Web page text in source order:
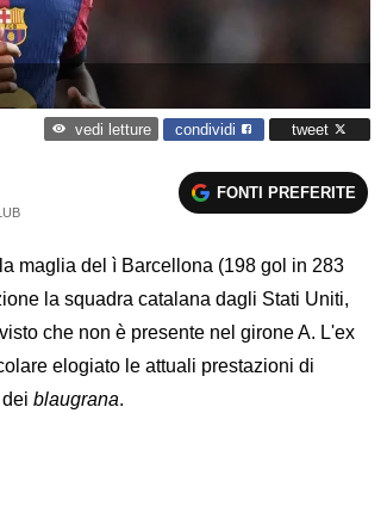
vedi letture condividi tweet
FONTI PREFERITE
maglia del ì Barcellona (198 gol in 283
la squadra catalana dagli Stati Uniti,
che non è presente nel girone A. L'ex
elogiato le attuali prestazioni di
blaugrana.